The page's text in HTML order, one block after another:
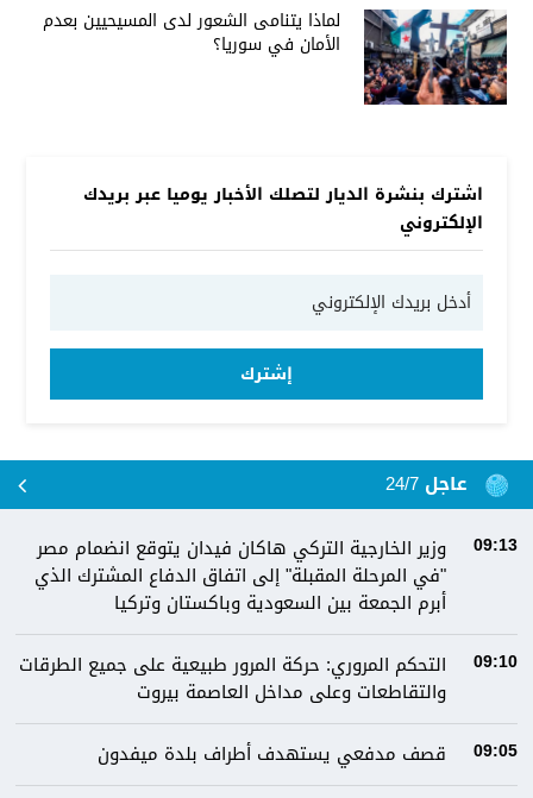
لماذا يتنامى الشعور لدى المسيحيين بعدم
الأمان في سوريا؟
اشترك بنشرة الديار لتصلك الأخبار يوميا عبر بريدك
الإلكتروني
إشترك
عاجل 24/7
09:13
وزير الخارجية التركي هاكان فيدان يتوقع انضمام مصر
"في المرحلة المقبلة" إلى اتفاق الدفاع المشترك الذي
أبرم الجمعة بين السعودية وباكستان وتركيا
09:10
التحكم المروري: ‏⁧‫حركة المرور‬⁩ طبيعية على جميع الطرقات
والتقاطعات وعلى مداخل العاصمة ⁧‫بيروت
09:05 قصف مدفعي يستهدف أطراف بلدة ميفدون